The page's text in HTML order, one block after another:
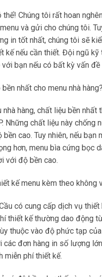
thể! Chúng tôi rất hoan
và gửi cho chúng tôi.
in tốt nhất, chúng tôi sẽ
kế nếu cần thiết. Đội ngũ kỹ
bạn nếu có bất kỳ vấn đề
nhất cho menu nhà hàng?
hàng, chất liệu bền nhất
Những chất liệu này chống
bền cao. Tuy nhiên, nếu bạn
hơn, menu bìa cứng bọc
với độ bền cao.
kế menu kèm theo không
có cung cấp dịch vụ thiết
thiết kế thường dao động
thuộc vào độ phức tạp
các đơn hàng in số lượng
miễn phí thiết kế.